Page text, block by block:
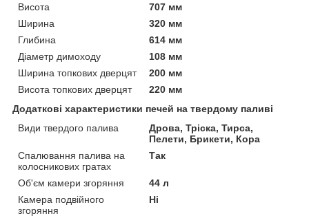
Висота
707 мм
Ширина
320 мм
Глибина
614 мм
Діаметр димоходу
108 мм
Ширина топкових дверцят
200 мм
Висота топкових дверцят
220 мм
Додаткові характеристики печей на твердому паливі
Види твердого палива
Дрова, Тріска, Тирса,
Пелети, Брикети, Кора
Спалювання палива на
колосникових гратах
Так
Об'єм камери згоряння
44 л
Камера подвійного
згоряння
Ні